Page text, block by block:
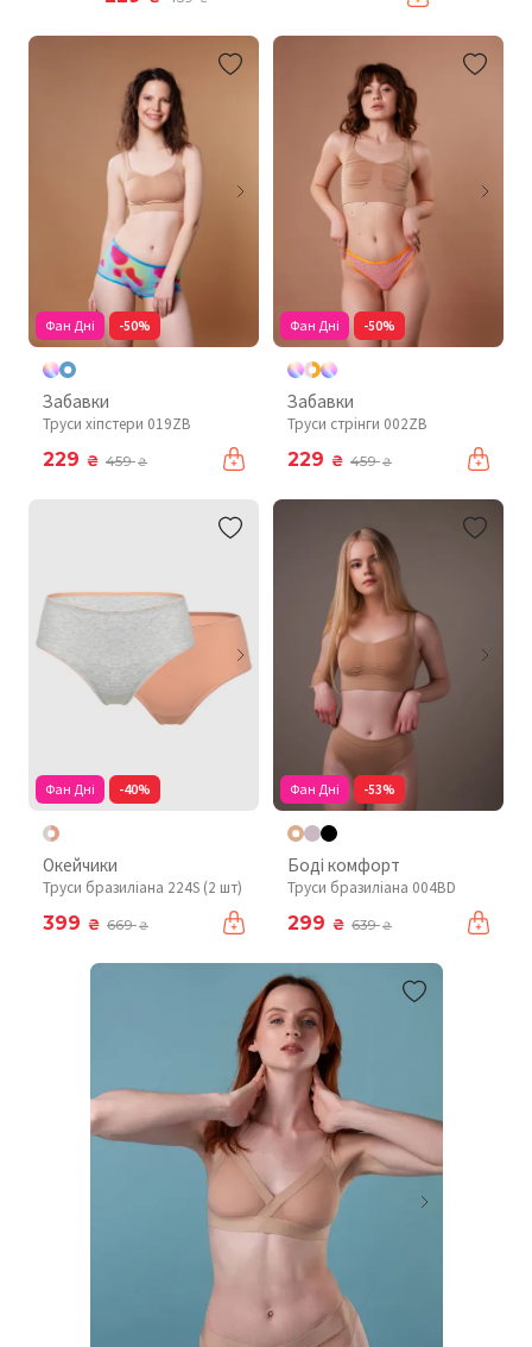
Фан Дні -50%
Забавки
Труси хіпстери 019ZB
229 ₴ 459₴
Фан Дні -50%
Забавки
Труси стрінги 002ZB
229 ₴ 459₴
Фан Дні -40%
Окейчики
Труси бразиліана 224S (2 шт)
399 ₴ 669₴
Фан Дні -53%
Боді комфорт
Труси бразиліана 004BD
299 ₴ 639₴